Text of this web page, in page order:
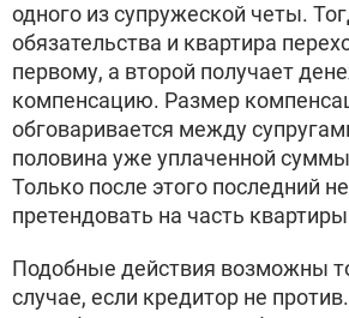
одного из супружеской четы.
обязательства и квартира
первому, а второй получает
компенсацию. Размер
обговаривается между
половина уже уплаченной
Только после этого последний
претендовать на часть
Подобные действия возможны
случае, если кредитор не